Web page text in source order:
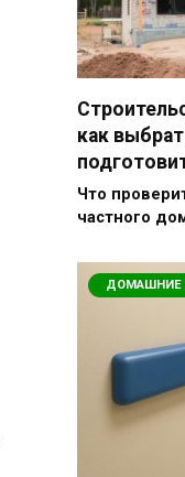
как
Что
частного
ДОМАШНИЕ